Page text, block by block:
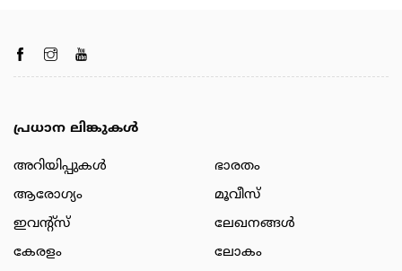
പ്രധാന ലിങ്കുകൾ
അറിയിപ്പുകള്‍
ആരോഗ്യം
ഇവന്റ്സ്
കേരളം
ഭാരതം
മൂവീസ്
ലേഖനങ്ങള്‍
ലോകം